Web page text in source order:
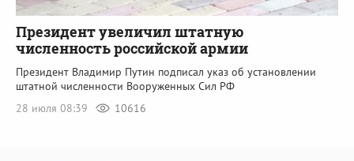
Президент увеличил штатную
численность российской армии
Президент Владимир Путин подписал указ об установлении
штатной численности Вооруженных Сил РФ
28 июля 08:39
10616